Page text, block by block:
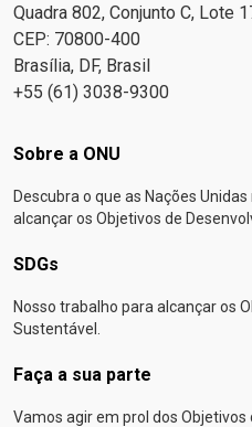
Quadra 802, Conjunto C, Lote
CEP: 70800-400
Brasília, DF, Brasil
+55 (61) 3038-9300
Footer menu
Sobre a ONU
Descubra o que as Nações
alcançar os Objetivos de
SDGs
Nosso trabalho para alcançar os
Sustentável.
Faça a sua parte
Vamos agir em prol dos